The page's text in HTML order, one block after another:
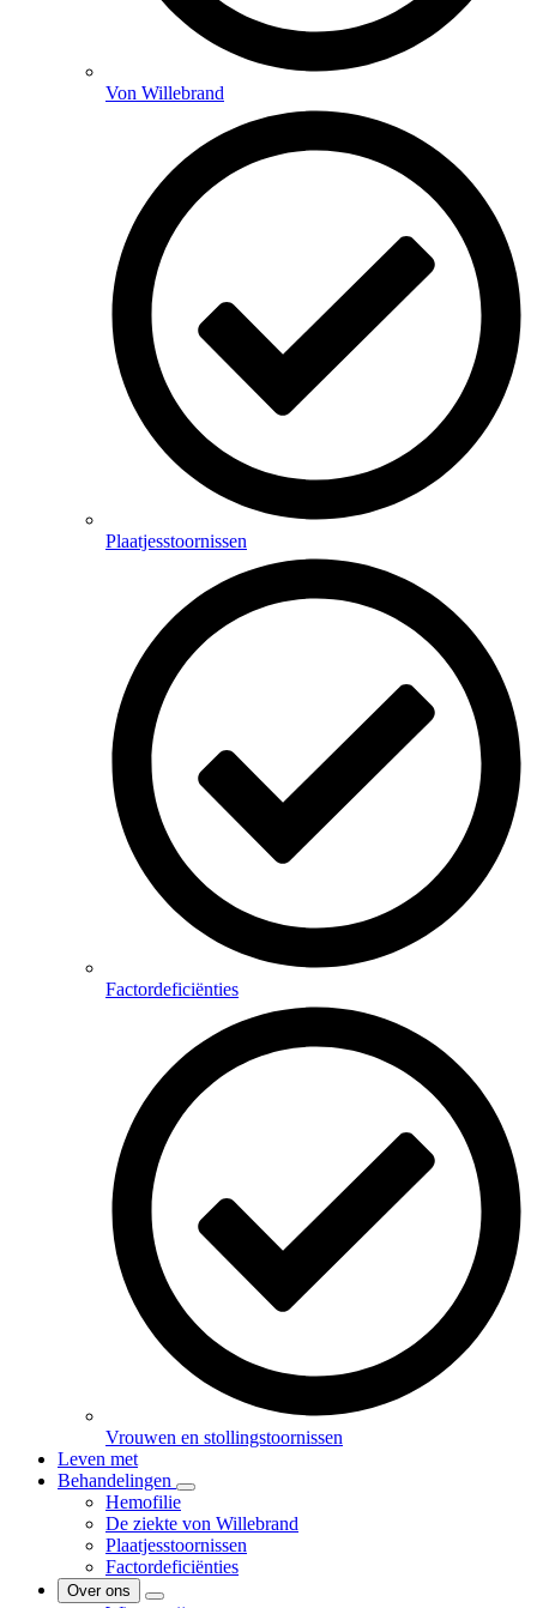
Von Willebrand
Plaatjesstoornissen
Factordeficiënties
Vrouwen en stollingstoornissen
Leven met
Behandelingen
Hemofilie
De ziekte von Willebrand
Plaatjesstoornissen
Factordeficiënties
Over ons